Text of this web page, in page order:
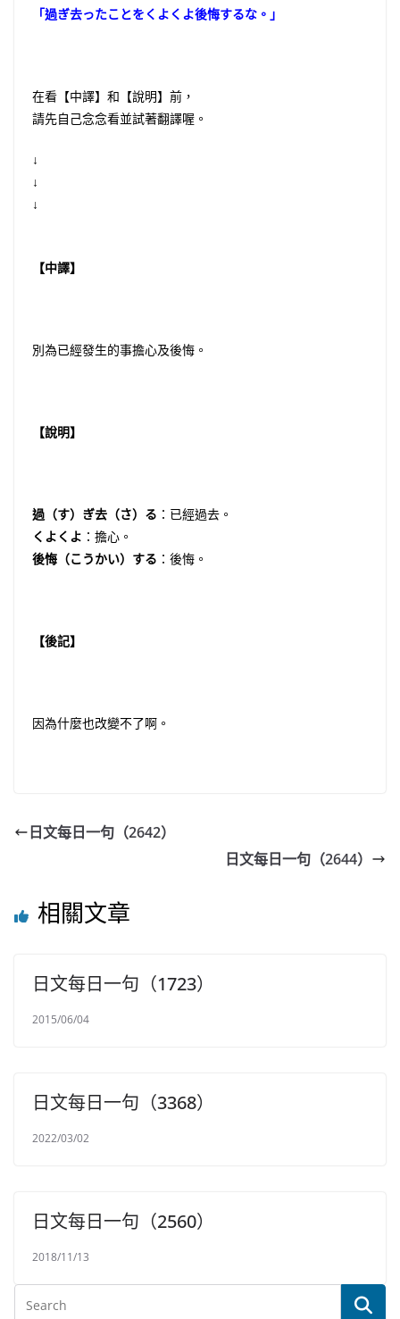
「過ぎ去ったことをくよくよ後悔するな。」
在看【中譯】和【說明】前，
請先自己念念看並試著翻譯喔。
↓
↓
↓
【中譯】
別為已經發生的事擔心及後悔。
【說明】
過（す）ぎ去（さ）る ：已經過去。
くよくよ ：擔心。
後悔（こうかい）する ：後悔。
【後記】
因為什麼也改變不了啊。
日文每日一句（2642）
日文每日一句（2644）
相關文章
日文每日一句（1723）
2015/06/04
日文每日一句（3368）
2022/03/02
日文每日一句（2560）
2018/11/13